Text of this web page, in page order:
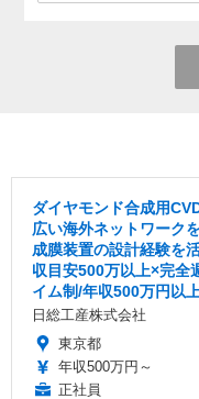
ダイヤモンド合成用
広い海外ネットワーク
成膜装置の設計経験を
収目安500万以上×完全
イム制/年収500万円以上
日総工産株式会社
東京都
年収500万円～
正社員